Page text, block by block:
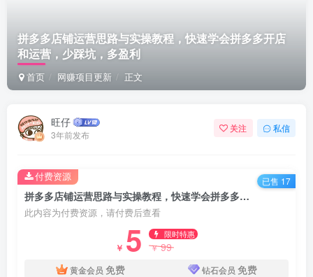
拼多多店铺运营思路与实操教程，快速学会拼多多开店
和运营，少踩坑，多盈利
首页 网赚项目更新 正文
旺仔
3年前发布
关注 私信
拼多多店铺运营思路与实操教程，快速学会拼多多开店和运营，少踩坑，多盈利
此内容为付费资源，请付费后查看
￥ 5 限时特惠
￥99
黄金会员 免费 钻石会员 免费
付费资源 已售 17